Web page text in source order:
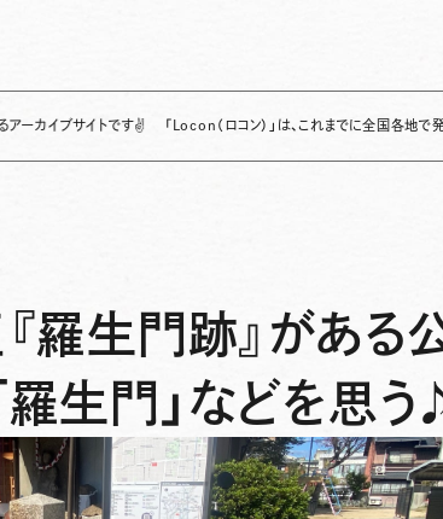
トです✌ 「Locon（ロコン）」は、これまでに全国各地で発信されてき
『羅生門跡』がある
羅生門」などを思う